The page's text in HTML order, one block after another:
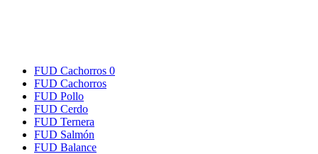
FUD Cachorros 0
FUD Cachorros
FUD Pollo
FUD Cerdo
FUD Ternera
FUD Salmón
FUD Balance